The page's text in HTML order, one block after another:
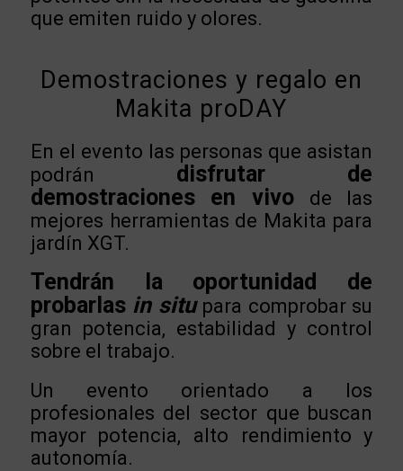
que emiten ruido y olores.
Demostraciones y regalo en
Makita proDAY
En el evento las personas que asistan
podrán disfrutar de
demostraciones en vivo de las
mejores herramientas de Makita para
jardín XGT.
Tendrán la oportunidad de
probarlasin situpara comprobar su
gran potencia, estabilidad y control
sobre el trabajo.
Un evento orientado a los
profesionales del sector que buscan
mayor potencia, alto rendimiento y
autonomía.